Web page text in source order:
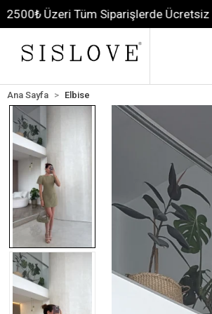
Tüm Siparişlerde Ücretsiz Kargo!
Ana Sayfa Elbise